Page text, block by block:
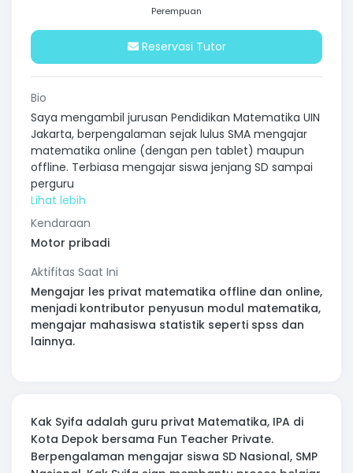
Perempuan
Reservasi Tutor
Bio
Saya mengambil jurusan Pendidikan Matematika UIN
Jakarta, berpengalaman sejak lulus SMA mengajar
matematika online (dengan pen tablet) maupun
offline. Terbiasa mengajar siswa jenjang SD sampai
perguru
Kendaraan
Motor pribadi
Aktifitas Saat Ini
Mengajar les privat matematika offline dan online,
menjadi kontributor penyusun modul matematika,
mengajar mahasiswa statistik seperti spss dan
lainnya.
Kak Syifa adalah guru privat Matematika, IPA di
Kota Depok bersama Fun Teacher Private.
Berpengalaman mengajar siswa SD Nasional, SMP